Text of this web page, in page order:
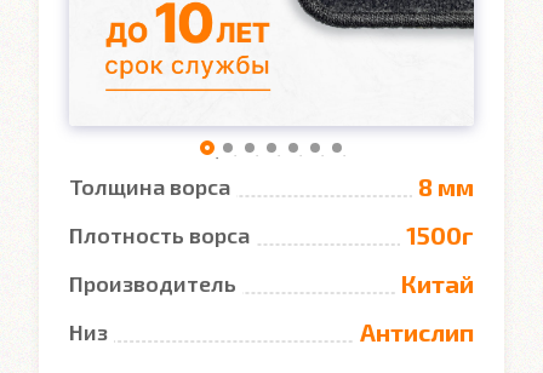
Толщина ворса 8 мм
Плотность ворса 1500г
Производитель Китай
Низ Антислип